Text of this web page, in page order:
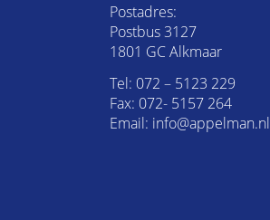
Postadres:
Postbus 3127
1801 GC Alkmaar
Tel: 072 – 5123 229
Fax: 072- 5157 264
Email: info@appelman.nl